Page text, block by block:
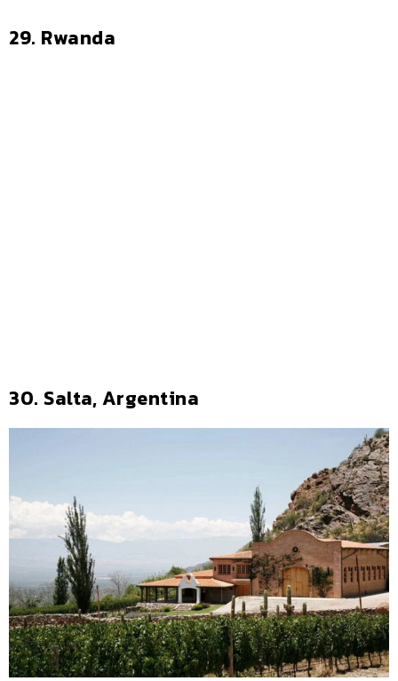
29. Rwanda
30. Salta, Argentina